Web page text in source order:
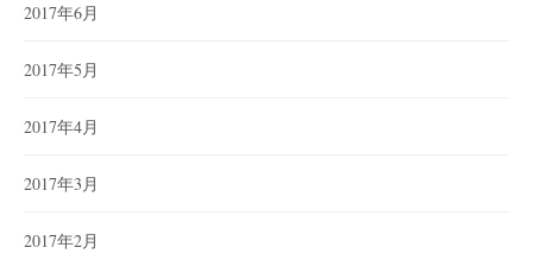
2017年6月
2017年5月
2017年4月
2017年3月
2017年2月